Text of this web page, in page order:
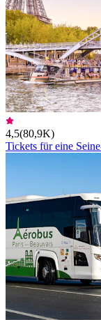
4,5(80,9K)
Tickets für eine